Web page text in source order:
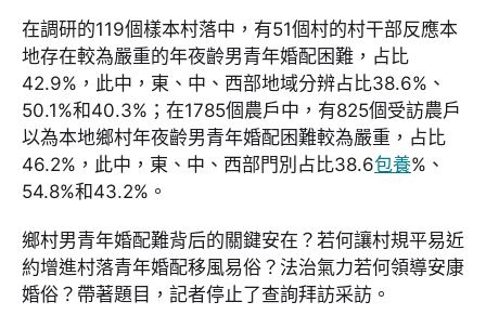
在調研的119個樣本村落中，有51個村的村干部反應本
地存在較為嚴重的年夜齡男青年婚配困難，占比
42.9%，此中，東、中、西部地域分辨占比38.6%、
50.1%和40.3%；在1785個農戶中，有825個受訪農戶
以為本地鄉村年夜齡男青年婚配困難較為嚴重，占比
46.2%，此中，東、中、西部門別占比38.6包養%、
54.8%和43.2%。
鄉村男青年婚配難背后的關鍵安在？若何讓村規平易近
約增進村落青年婚配移風易俗？法治氣力若何領導安康
婚俗？帶著題目，記者停止了查詢拜訪采訪。